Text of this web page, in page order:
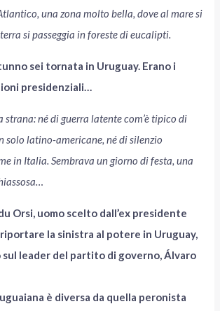
una zona molto bella, dove al mare si
si passeggia in foreste di eucalipti.
sei tornata in Uruguay. Erano i
presidenziali…
strana: né di guerra latente com’è tipico di
solo latino-americane, né di silenzio
in Italia. Sembrava un giorno di festa, una
Orsi, uomo scelto dall’ex presidente
la sinistra al potere in Uruguay,
sul leader del partito di governo, Álvaro
è diversa da quella peronista